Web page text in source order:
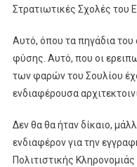
Στρατιωτικές Σχολές του
Αυτό, όπου τα πηγάδια του
φύσης. Αυτό, που οι
των φαρών του Σουλίου
ενδιαφέρουσα
Δεν θα θα ήταν δίκαιο,
ενδιαφέρον για την
Πολιτιστικής Κληρονομιάς